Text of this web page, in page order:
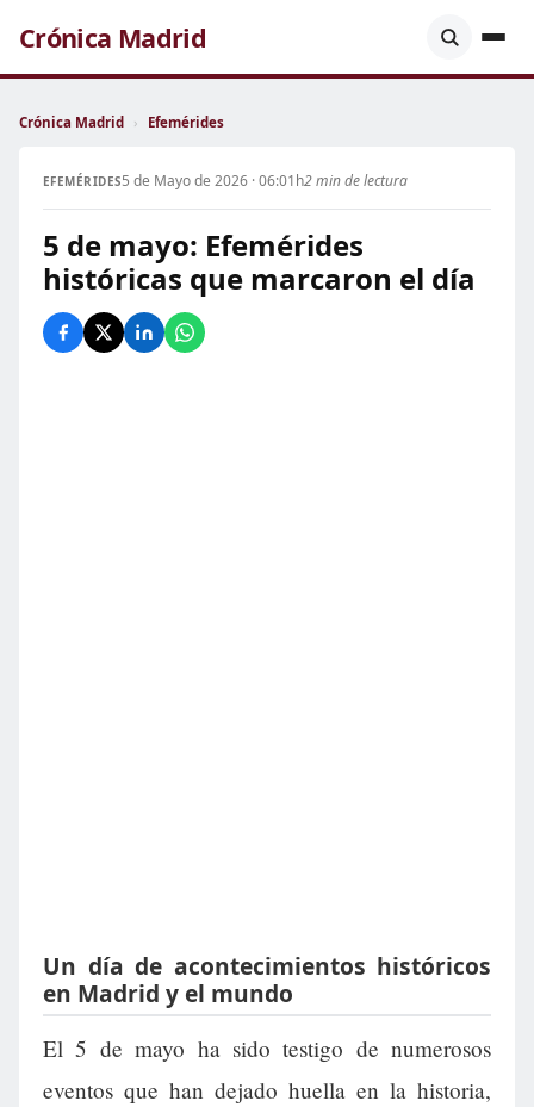
Crónica Madrid
Crónica Madrid › Efemérides
EFEMÉRIDES5 de Mayo de 2026 · 06:01h2 min de lectura
5 de mayo: Efemérides
históricas que marcaron el día
Un día de acontecimientos históricos
en Madrid y el mundo
El 5 de mayo ha sido testigo de numerosos
eventos que han dejado huella en la historia,